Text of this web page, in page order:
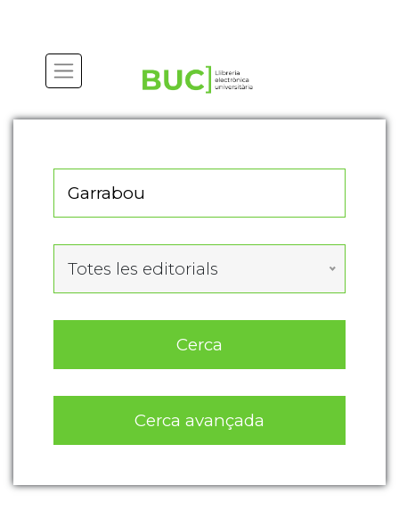
Totes les editorials
Cerca
Cerca avançada